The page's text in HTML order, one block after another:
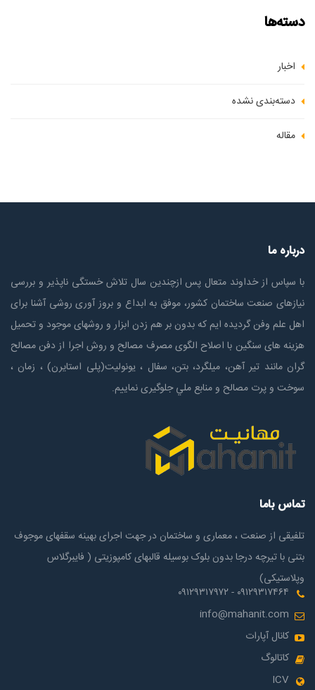
دسته‌ها
اخبار
دسته‌بندی نشده
مقاله
درباره ما
با سپاس از خداوند متعال پس ازچندين سال تلاش خستگی ناپذير و بررسی
نیازهای صنعت ساختمان كشور، موفق به ابداع و بروز آوری روشی آشنا برای
اهل علم وفن گردیده ایم که بدون بر هم زدن ابزار و روشهای موجود و تحمیل
هزینه های سنگین با اصلاح الگوی مصرف مصالح و روش اجرا از دفن مصالح
گران مانند تیر آهن، میلگرد، بتن، سفال ، یونولیت(پلی استايرن) ، زمان ،
سوخت و پرت مصالح و منابع ملي جلوگیری نماییم.
تماس باما
تلفیقی از صنعت ، معماری و ساختمان در جهت اجرای بهینه سقفهای موجوف
بتنی با تیرچه درجا بدون بلوک بوسیله قالبهای کامپوزیتی ( فایبرگلاس
وپلاستیکی)
۰۹۱۲۹۳۱۷۴۶۴ - ۰۹۱۲۹۳۱۷۹۷۲
info@mahanit.com
کانال آپارات
کاتالوگ
ICV